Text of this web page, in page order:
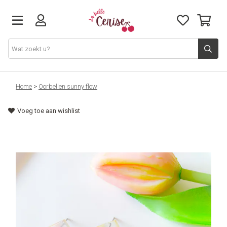
Just arrived
Juwelen & Accessoires
Lifestyle & Gifts
Home > Oorbellen sunny flow
Voeg toe aan wishlist